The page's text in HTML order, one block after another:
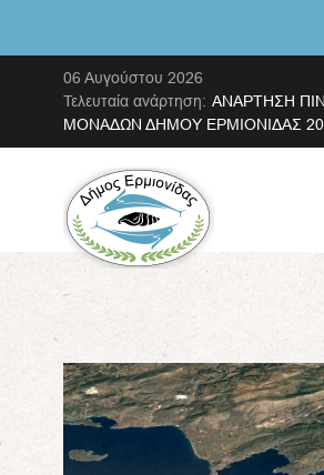
06 Αυγούστου 2026
Τελευταία ανάρτηση: ΑΝΑΡΤΗΣΗ
ΜΟΝΑΔΩΝ ΔΗΜΟΥ ΕΡΜΙΟΝΙΔΑΣ